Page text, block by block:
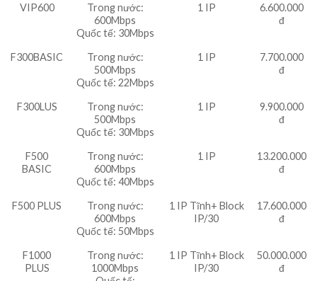
VIP600
Trong nước:
600Mbps
Quốc tế: 30Mbps
1 IP
6.600.000
đ
F300BASIC
Trong nước:
500Mbps
Quốc tế: 22Mbps
1 IP
7.700.000
đ
F300LUS
Trong nước:
500Mbps
Quốc tế: 30Mbps
1 IP
9.900.000
đ
F500
BASIC
Trong nước:
600Mbps
Quốc tế: 40Mbps
1 IP
13.200.000
đ
F500 PLUS
Trong nước:
600Mbps
Quốc tế: 50Mbps
1 IP Tĩnh+ Block
IP/30
17.600.000
đ
F1000
PLUS
Trong nước:
1000Mbps
1 IP Tĩnh+ Block
IP/30
50.000.000
đ